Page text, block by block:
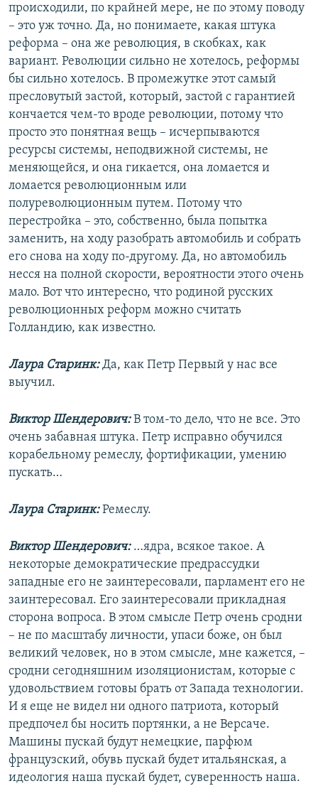
происходили, по крайней мере, не по этому поводу
– это уж точно. Да, но понимаете, какая штука
реформа – она же революция, в скобках, как
вариант. Революции сильно не хотелось, реформы
бы сильно хотелось. В промежутке этот самый
пресловутый застой, который, застой с гарантией
кончается чем-то вроде революции, потому что
просто это понятная вещь – исчерпываются
ресурсы системы, неподвижной системы, не
меняющейся, и она гикается, она ломается и
ломается революционным или
полуреволюционным путем. Потому что
перестройка – это, собственно, была попытка
заменить, на ходу разобрать автомобиль и собрать
его снова на ходу по-другому. Да, но автомобиль
несся на полной скорости, вероятности этого очень
мало. Вот что интересно, что родиной русских
революционных реформ можно считать
Голландию, как известно.
Лаура Старинк:Да, как Петр Первый у нас все
выучил.
Виктор Шендерович:В том-то дело, что не все. Это
очень забавная штука. Петр исправно обучился
корабельному ремеслу, фортификации, умению
пускать…
Лаура Старинк:Ремеслу.
Виктор Шендерович: …ядра, всякое такое. А
некоторые демократические предрассудки
западные его не заинтересовали, парламент его не
заинтересовал. Его заинтересовали прикладная
сторона вопроса. В этом смысле Петр очень сродни
– не по масштабу личности, упаси боже, он был
великий человек, но в этом смысле, мне кажется, –
сродни сегодняшним изоляционистам, которые с
удовольствием готовы брать от Запада технологии.
И я еще не видел ни одного патриота, который
предпочел бы носить портянки, а не Версаче.
Машины пускай будут немецкие, парфюм
французский, обувь пускай будет итальянская, а
идеология наша пускай будет, суверенность наша.